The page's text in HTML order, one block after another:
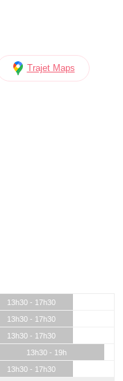
Trajet Maps
13h30 - 17h30
13h30 - 17h30
13h30 - 17h30
13h30 - 19h
13h30 - 17h30